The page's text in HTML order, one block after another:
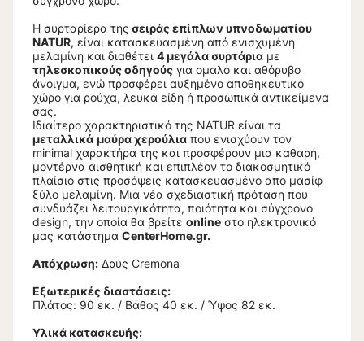
Η συρταρίερα της σειράς επίπλων υπνοδωματίου
NATUR, είναι κατασκευασμένη από ενισχυμένη
μελαμίνη και διαθέτει 4 μεγάλα συρτάρια με
τηλεσκοπικούς οδηγούς για ομαλό και αθόρυβο
άνοιγμα, ενώ προσφέρει αυξημένο αποθηκευτικό
χώρο για ρούχα, λευκά είδη ή προσωπικά αντικείμενα
σας.
Ιδιαίτερο χαρακτηριστικό της NATUR είναι τα
μεταλλικά μαύρα χερούλια που ενισχύουν τον
minimal χαρακτήρα της και προσφέρουν μια καθαρή,
μοντέρνα αισθητική και επιπλέον το διακοσμητικό
πλαίσιο στις προσόψεις κατασκευασμένο απο μασίφ
ξύλο μελαμίνη. Μια νέα σχεδιαστική πρόταση που
συνδυάζει λειτουργικότητα, ποιότητα και σύγχρονο
design, την οποία θα βρείτε online στο ηλεκτρονικό
μας κατάστημα CenterHome.gr.
Απόχρωση: Δρύς Cremona
Εξωτερικές διαστάσεις:
Πλάτος: 90 εκ. / Βάθος 40 εκ. / Ύψος 82 εκ.
Υλικά κατασκευής: